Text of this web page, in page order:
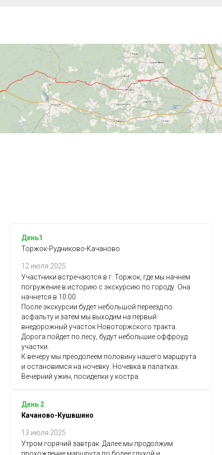
День1
Торжок-Рудниково-Качаново
12 июля 2025
Участники встречаются в г. Торжок, где мы начнем
погружение в историю с экскурсию по городу. Она
начнется в 10:00.
После экскурсии будет небольшой переезд по
асфальту и затем мы выходим на первый
внедорожный участок Новоторжского тракта.
Дорога пойдет по лесу, будут небольшие оффроуд
участки.
К вечеру мы преодолеем половину нашего маршрута
и остановимся на ночевку. Ночевка в палатках.
Вечерний ужин, посиделки у костра.
День 2
Качаново-Кушвшино
13 июля 2025
Утром горячий завтрак. Далее мы продолжим
прохождение маршрута по более глухой и